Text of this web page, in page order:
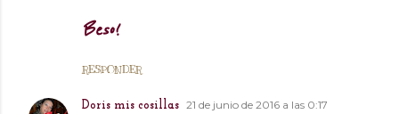
Beso!
RESPONDER
Doris mis cosillas 21 de junio de 2016 a las 0:17